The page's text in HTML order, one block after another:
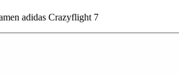
adidas Crazyflight 7